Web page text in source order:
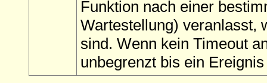
Funktion nach einer
Wartestellung) veranlasst,
sind. Wenn kein Timeout
unbegrenzt bis ein